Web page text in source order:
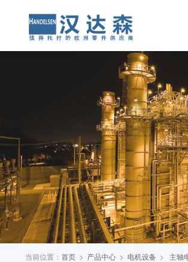
当前位置： 首页 > 产品中心 > 电机设备 > 主轴